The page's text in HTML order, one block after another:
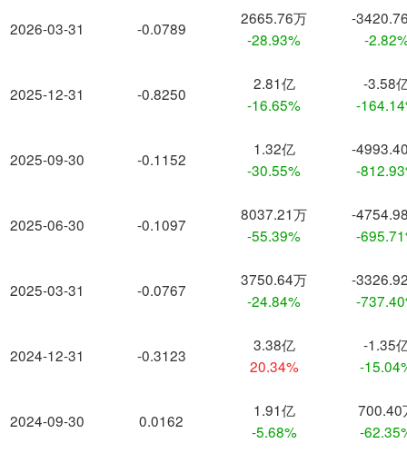
2026-03-31
2025-12-31
2025-09-30
2025-06-30
2025-03-31
2024-12-31
2024-09-30
-0.0789
2665.76万
-28.93%
-
-
-0.8250
2.81亿
-16.65%
-3.58
-
-0.1152
1.32亿
-30.55%
-
-
-0.1097
8037.21万
-55.39%
-
-
-0.0767
3750.64万
-24.84%
-
-
-0.3123
3.38亿
20.34%
-1.35
-
0.0162
1.91亿
-5.68%
700.40
-